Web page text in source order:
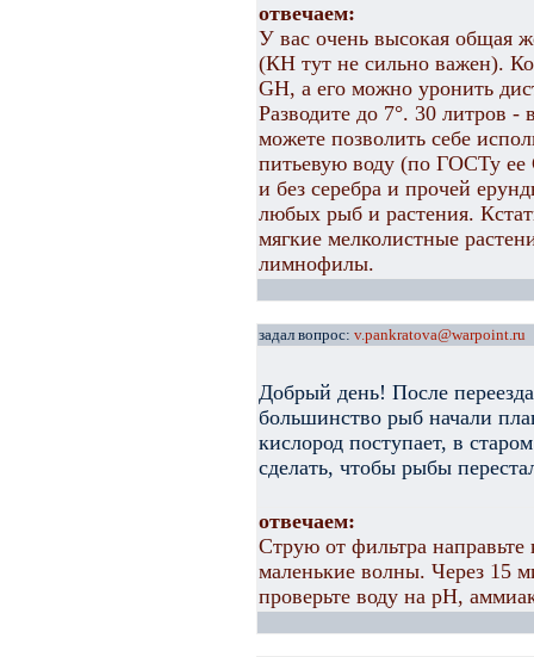
отвечаем:
У вас очень высокая общая
(КН тут не сильно важен).
GH, а его можно уронить
Разводите до 7°. 30 литров
можете позволить себе
питьевую воду (по ГОСТу ее
и без серебра и прочей
любых рыб и растения.
мягкие мелколистные
лимнофилы.
задал вопрос: v.pankratova@warpoint.ru
Добрый день! После
большинство рыб начали
кислород поступает, в
сделать, чтобы рыбы
отвечаем:
Струю от фильтра
маленькие волны. Через 15
проверьте воду на рН,